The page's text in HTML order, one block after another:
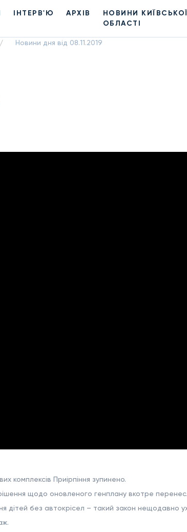
ІНТЕРВ'Ю АРХІВ
НОВИНИ КИЇВСЬКОЇ
ОБЛАСТІ
/ Новини дня від 08.11.2019
комплексів Приірпіння зупинено.
щодо оновленого генплану вкотре
дітей без автокрісел – такий закон нещодавно